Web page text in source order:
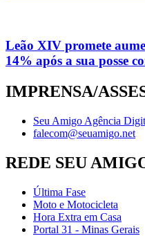
Leão XIV promete
14% após a sua posse
IMPRENSA/
Seu Amigo Agência
falecom@seuamigo.net
REDE SEU
Última Fase
Moto e Motocicleta
Hora Extra em Casa
Portal 31 - Minas Gerais